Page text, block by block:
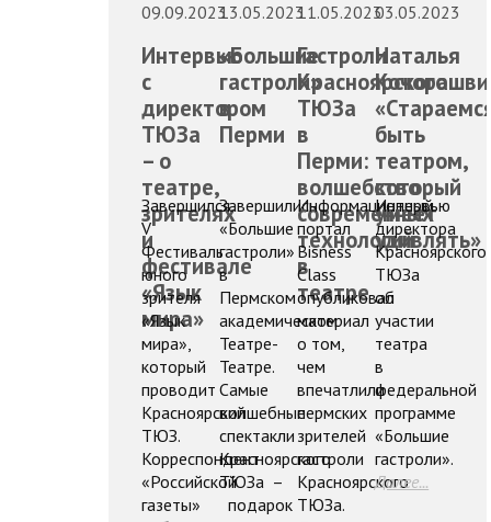
09.09.2023
Интервью
с
директором
ТЮЗа
– о
театре,
зрителях
и
фестивале
«Язык
мира»
Завершился
V
Фестиваль
юного
зрителя
«Язык
мира»,
который
проводит
Красноярский
ТЮЗ.
Корреспондент
«Российской
газеты»
13.05.2023
«Большие
гастроли»
в
Перми
Завершились
«Большие
гастроли»
в
Пермском
академическом
Театре-
Театре.
Самые
волшебные
спектакли
Красноярского
ТЮЗа –
подарок
11.05.2023
Гастроли
Красноярского
ТЮЗа
в
Перми:
волшебство
современных
технологий
в
театре
Информационный
портал
Bisness
Class
опубликовал
материал
о том,
чем
впечатлили
пермских
зрителей
гастроли
Красноярского
ТЮЗа.
03.05.2023
Наталья
быть
театром,
который
умеет
удивлять»
Интервью
директора
Красноярского
ТЮЗа
об
участии
театра
в
федеральной
программе
«Большие
гастроли».
Далее...